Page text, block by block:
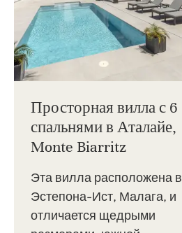
Просторная вилла с 6
спальнями в Аталайе,
Monte Biarritz
Эта вилла расположена в
Эстепона-Ист, Малага, и
отличается щедрыми